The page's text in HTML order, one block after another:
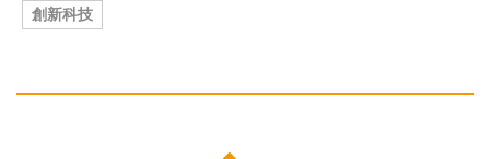
創新科技